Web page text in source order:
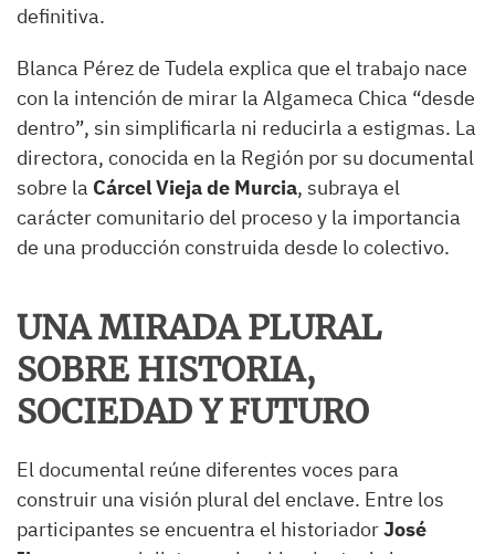
definitiva.
Blanca Pérez de Tudela explica que el trabajo nace
con la intención de mirar la Algameca Chica “desde
dentro”, sin simplificarla ni reducirla a estigmas. La
directora, conocida en la Región por su documental
sobre la Cárcel Vieja de Murcia, subraya el
carácter comunitario del proceso y la importancia
de una producción construida desde lo colectivo.
UNA MIRADA PLURAL
SOBRE HISTORIA,
SOCIEDAD Y FUTURO
El documental reúne diferentes voces para
construir una visión plural del enclave. Entre los
participantes se encuentra el historiadorJosé